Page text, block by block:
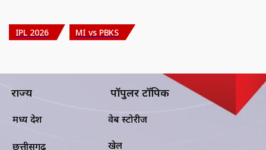
IPL 2026 MI vs PBKS
राज्य
मध्य प्रदेश
छत्तीसगढ़
पॉपुलर टॉपिक
वेब स्टोरीज
खेल